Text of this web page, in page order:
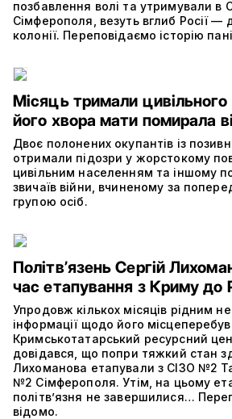
позбавлення волі та утримували в
Сімферополя, везуть вглиб Росії —
колонії. Переповідаємо історію
Місяць тримали цивільного
його хвора мати помирала
Двоє полонених окупантів із
отримали підозри у жорстокому
цивільним населенням та іншому
звичаїв війни, вчиненому за
групою осіб.
Політвʼязень Сергій
час етапування з Криму до
Упродовж кількох місяців рідним
інформації щодо його
Кримськотатарський ресурсний
довідався, що попри тяжкий стан
Лихоманова етапували з СІЗО №2
№2 Сімферополя. Утім, на цьому
політвʼязня не завершилися…
відомо.